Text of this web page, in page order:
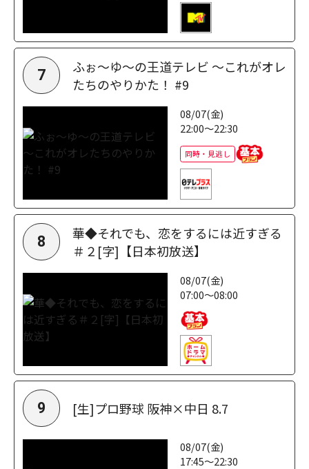
7
ふぉ～ゆ～の王道テレビ ～これがオレ
たちのやりかた！ #9
08/07(金)
22:00～22:30
同時・見逃し
8
華◆それでも、恋をするには近すぎる
＃２[字]【日本初放送】
08/07(金)
07:00～08:00
9 [生]プロ野球 阪神×中日 8.7
08/07(金)
17:45～22:30